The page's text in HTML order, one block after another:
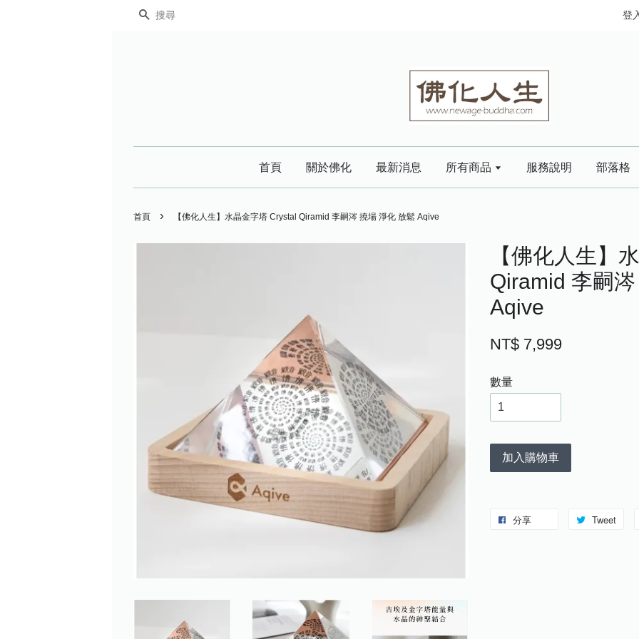
搜尋 登
首頁 關於佛化 最新消息 所有商品 服務說明 部落格
首頁 › 【佛化人生】水晶金字塔 Crystal Qiramid 李嗣涔 撓場 淨化 放鬆 Aqive
【佛化人生】
Qiramid 李嗣
Aqive
NT$ 7,999
數量
加入購物車
分享 Tweet